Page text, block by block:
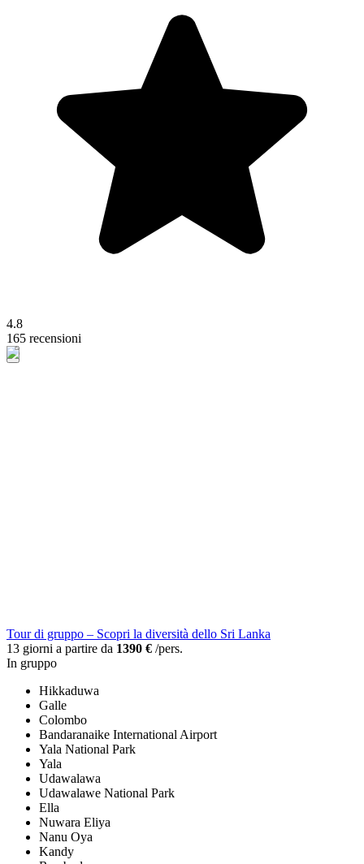
4.8
165 recensioni
Tour di gruppo – Scopri la diversità dello Sri Lanka
13 giorni a partire da 1390 € /pers.
In gruppo
Hikkaduwa
Galle
Colombo
Bandaranaike International Airport
Yala National Park
Yala
Udawalawa
Udawalawe National Park
Ella
Nuwara Eliya
Nanu Oya
Kandy